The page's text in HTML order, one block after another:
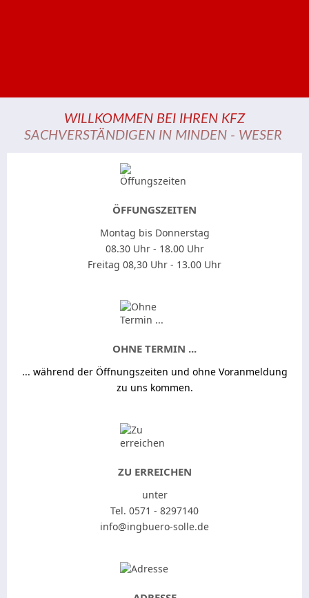
WILLKOMMEN BEI IHREN KFZ
SACHVERSTÄNDIGEN IN MINDEN - WESER
ÖFFUNGSZEITEN
Montag bis Donnerstag
08.30 Uhr - 18.00 Uhr
Freitag 08,30 Uhr - 13.00 Uhr
OHNE TERMIN ...
... während der Öffnungszeiten und ohne Voranmeldung
zu uns kommen.
ZU ERREICHEN
unter
Tel. 0571 - 8297140
info@ingbuero-solle.de